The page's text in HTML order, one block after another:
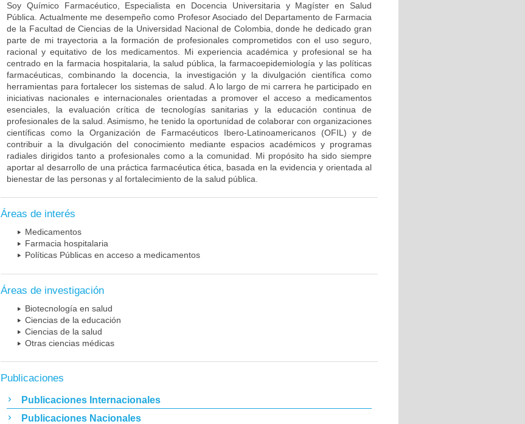
Soy Químico Farmacéutico, Especialista en Docencia Universitaria y Magíster en Salud
Pública. Actualmente me desempeño como Profesor Asociado del Departamento de Farmacia
de la Facultad de Ciencias de la Universidad Nacional de Colombia, donde he dedicado gran
parte de mi trayectoria a la formación de profesionales comprometidos con el uso seguro,
racional y equitativo de los medicamentos. Mi experiencia académica y profesional se ha
centrado en la farmacia hospitalaria, la salud pública, la farmacoepidemiología y las políticas
farmacéuticas, combinando la docencia, la investigación y la divulgación científica como
herramientas para fortalecer los sistemas de salud. A lo largo de mi carrera he participado en
iniciativas nacionales e internacionales orientadas a promover el acceso a medicamentos
esenciales, la evaluación crítica de tecnologías sanitarias y la educación continua de
profesionales de la salud. Asimismo, he tenido la oportunidad de colaborar con organizaciones
científicas como la Organización de Farmacéuticos Ibero-Latinoamericanos (OFIL) y de
contribuir a la divulgación del conocimiento mediante espacios académicos y programas
radiales dirigidos tanto a profesionales como a la comunidad. Mi propósito ha sido siempre
aportar al desarrollo de una práctica farmacéutica ética, basada en la evidencia y orientada al
bienestar de las personas y al fortalecimiento de la salud pública.
Áreas de interés
Medicamentos
Farmacia hospitalaria
Políticas Públicas en acceso a medicamentos
Áreas de investigación
Biotecnología en salud
Ciencias de la educación
Ciencias de la salud
Otras ciencias médicas
Publicaciones
Publicaciones Internacionales
Publicaciones Nacionales